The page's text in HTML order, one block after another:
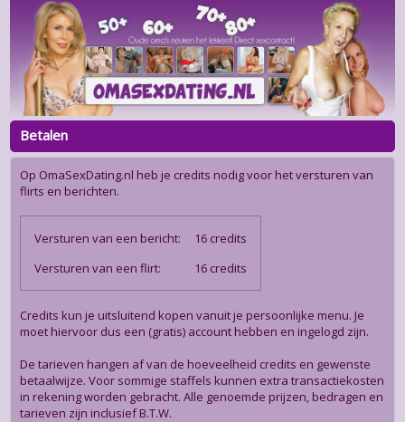
Betalen
Op OmaSexDating.nl heb je credits nodig voor het versturen van
flirts en berichten.
Versturen van een bericht:
16 credits
Versturen van een flirt:
16 credits
Credits kun je uitsluitend kopen vanuit je persoonlijke menu. Je
moet hiervoor dus een (gratis) account hebben en ingelogd zijn.
De tarieven hangen af van de hoeveelheid credits en gewenste
betaalwijze. Voor sommige staffels kunnen extra transactiekosten
in rekening worden gebracht. Alle genoemde prijzen, bedragen en
tarieven zijn inclusief B.T.W.